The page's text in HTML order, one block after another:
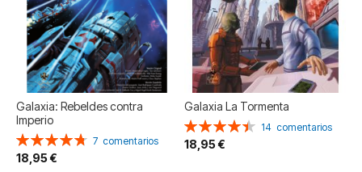
Galaxia: Rebeldes contra
Imperio
Valoración:
95%
7 comentarios
18,95 €
Galaxia La Tormenta
Valoración:
90%
14 comentarios
18,95 €